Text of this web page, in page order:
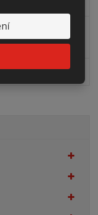
dveří